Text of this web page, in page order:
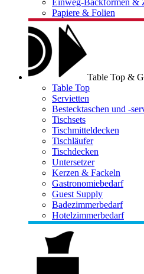
Einweg-Backformen &
Papiere & Folien
Table Top &
Table Top
Servietten
Bestecktaschen und -
Tischsets
Tischmitteldecken
Tischläufer
Tischdecken
Untersetzer
Kerzen & Fackeln
Gastronomiebedarf
Guest Supply
Badezimmerbedarf
Hotelzimmerbedarf